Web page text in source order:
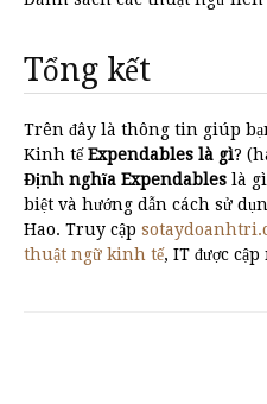
Tổng kết
Trên đây là thông tin giúp
Kinh tếExpendables là gì?
Định nghĩa Expendables là
biệt và hướng dẫn cách sử
Hao. Truy cập
thuật ngữ kinh tế, IT được